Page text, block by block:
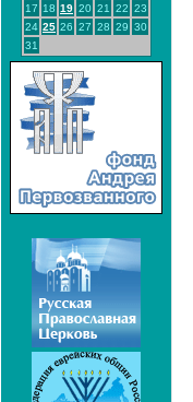
17 18 19 20 21 22 23
24 25 26 27 28 29 30
31